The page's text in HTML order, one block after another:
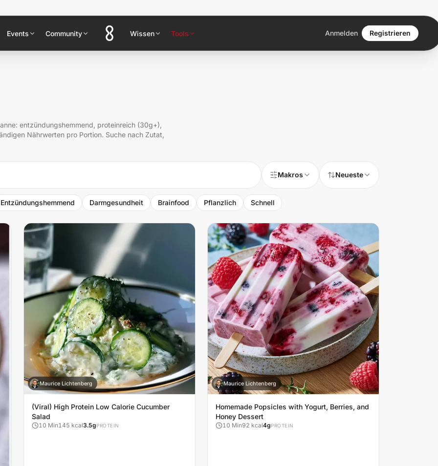
Events Community Wissen Tools Anmelden Registrieren
entzündungshemmend, proteinreich (30g+),
Nährwerten pro Portion. Suche nach Zutat,
Makros Neueste
Entzündungshemmend Darmgesundheit Brainfood Pflanzlich Schnell
M
Maurice Lichtenberg
(Viral) High Protein Low Calorie Cucumber
Salad
10 Min145 kcal3.5gPROTEIN
M
Maurice Lichtenberg
Homemade Popsicles with Yogurt, Berries, and
Honey Dessert
10 Min92 kcal4gPROTEIN